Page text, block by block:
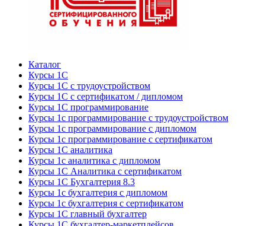
Каталог
Курсы 1С
Курсы 1С с трудоустройством
Курсы 1С с сертификатом / дипломом
Курсы 1С программирование
Курсы 1с программирование с трудоустройством
Курсы 1с программирование с дипломом
Курсы 1с программирование с сертификатом
Курсы 1С аналитика
Курсы 1с аналитика с дипломом
Курсы 1С Аналитика с сертификатом
Курсы 1С Бухгалтерия 8.3
Курсы 1с бухгалтерия с дипломом
Курсы 1с бухгалтерия с сертификатом
Курсы 1С главный бухгалтер